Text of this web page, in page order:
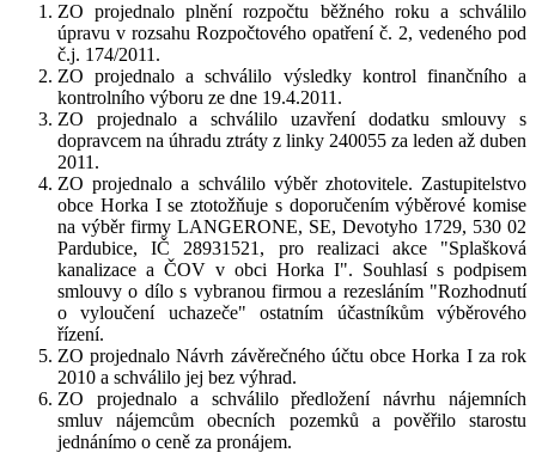
ZO projednalo plnění rozpočtu běžného roku a schválilo
úpravu v rozsahu Rozpočtového opatření č. 2, vedeného pod
č.j. 174/2011.
ZO projednalo a schválilo výsledky kontrol finančního a
kontrolního výboru ze dne 19.4.2011.
ZO projednalo a schválilo uzavření dodatku smlouvy s
dopravcem na úhradu ztráty z linky 240055 za leden až duben
2011.
ZO projednalo a schválilo výběr zhotovitele. Zastupitelstvo
obce Horka I se ztotožňuje s doporučením výběrové komise
na výběr firmy LANGERONE, SE, Devotyho 1729, 530 02
Pardubice, IČ 28931521, pro realizaci akce "Splašková
kanalizace a ČOV v obci Horka I". Souhlasí s podpisem
smlouvy o dílo s vybranou firmou a rezesláním "Rozhodnutí
o vyloučení uchazeče" ostatním účastníkům výběrového
řízení.
ZO projednalo Návrh závěrečného účtu obce Horka I za rok
2010 a schválilo jej bez výhrad.
ZO projednalo a schválilo předložení návrhu nájemních
smluv nájemcům obecních pozemků a pověřilo starostu
jednánímo o ceně za pronájem.